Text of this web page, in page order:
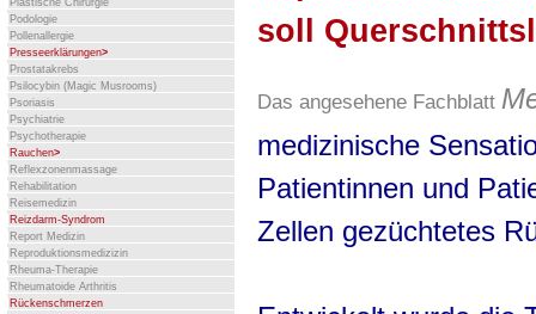
Plastische Chirurgie
Podologie
Pollenallergie
Presseerklärungen>
Prostatakrebs
Psilocybin (Magic Musrooms)
Psoriasis
Psychiatrie
Psychotherapie
Rauchen>
Reflexzonenmassage
Rehabilitation
Reisemedizin
Reizdarm-Syndrom
Report Medizin
Reproduktionsmedizizin
Rheuma-Therapie
Rheumatoide Arthritis
Rückenschmerzen
soll
Das angesehene Fachblatt
medizinische
Patientinnen und
Zellen gezüchtetes